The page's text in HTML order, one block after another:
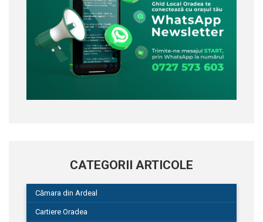
CATEGORII ARTICOLE
Cămara din Ardeal
Cartiere Oradea